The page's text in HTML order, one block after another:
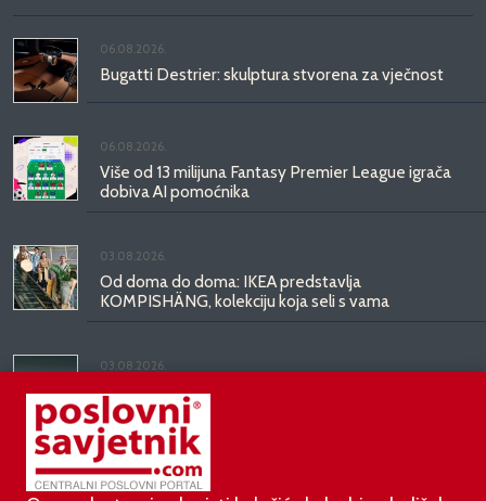
06.08.2026.
Bugatti Destrier: skulptura stvorena za vječnost
06.08.2026.
Više od 13 milijuna Fantasy Premier League igrača
dobiva AI pomoćnika
03.08.2026.
Od doma do doma: IKEA predstavlja
KOMPISHÄNG, kolekciju koja seli s vama
03.08.2026.
Kineski BYD predstavio luksuznu limuzinu veću od
Mercedesove S-klase, obećava domet do 1.000
kilometara